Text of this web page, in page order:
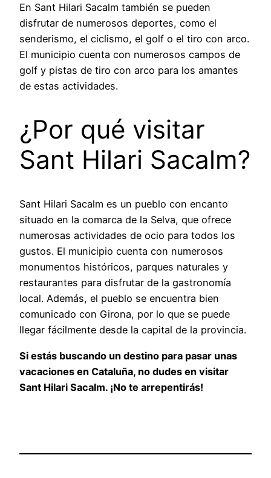
En Sant Hilari Sacalm también se pueden
disfrutar de numerosos deportes, como el
senderismo, el ciclismo, el golf o el tiro con arco.
El municipio cuenta con numerosos campos de
golf y pistas de tiro con arco para los amantes
de estas actividades.
¿Por qué visitar
Sant Hilari Sacalm?
Sant Hilari Sacalm es un pueblo con encanto
situado en la comarca de la Selva, que ofrece
numerosas actividades de ocio para todos los
gustos. El municipio cuenta con numerosos
monumentos históricos, parques naturales y
restaurantes para disfrutar de la gastronomía
local. Además, el pueblo se encuentra bien
comunicado con Girona, por lo que se puede
llegar fácilmente desde la capital de la provincia.
Si estás buscando un destino para pasar unas
vacaciones en Cataluña, no dudes en visitar
Sant Hilari Sacalm. ¡No te arrepentirás!